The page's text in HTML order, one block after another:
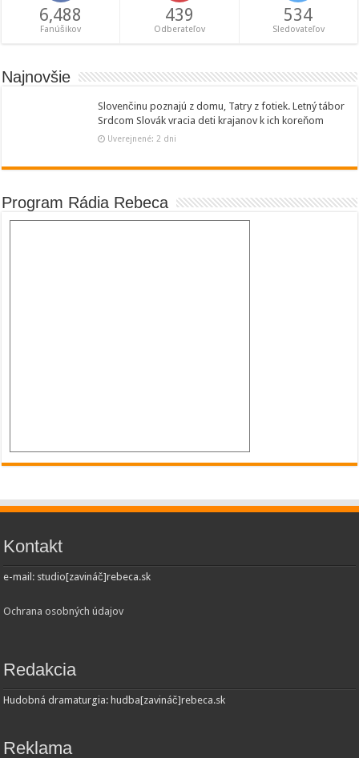
6,488
Fanúšikov
439
Odberateľov
534
Sledovateľov
Najnovšie
Slovenčinu poznajú z domu, Tatry z fotiek. Letný tábor
Srdcom Slovák vracia deti krajanov k ich koreňom
Uverejnené: 2 dni
Program Rádia Rebeca
Kontakt
e-mail: studio[zavináč]rebeca.sk
Ochrana osobných údajov
Redakcia
Hudobná dramaturgia: hudba[zavináč]rebeca.sk
Reklama